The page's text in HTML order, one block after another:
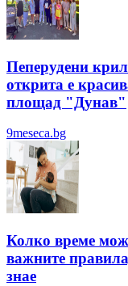
Пеперудени
открита е
площад "Дунав"
9meseca.bg
Колко време
важните
знае